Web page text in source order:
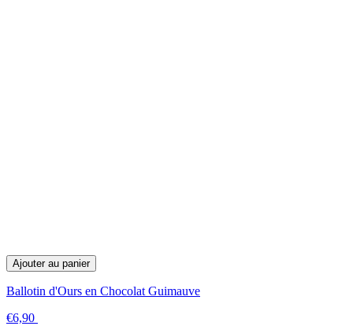
Ajouter au panier
Ballotin d'Ours en Chocolat Guimauve
€6,90